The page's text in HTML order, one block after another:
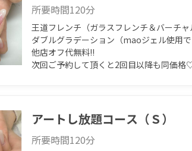
所要時間120分
王道フレンチ（ガラスフレンチ＆バーチャ
ダブルグラデーション（maoジェル使用
他店オフ代無料‼︎
次回ご予約して頂くと2回目以降も同価格
アートし放題コース（Ｓ）
所要時間120分